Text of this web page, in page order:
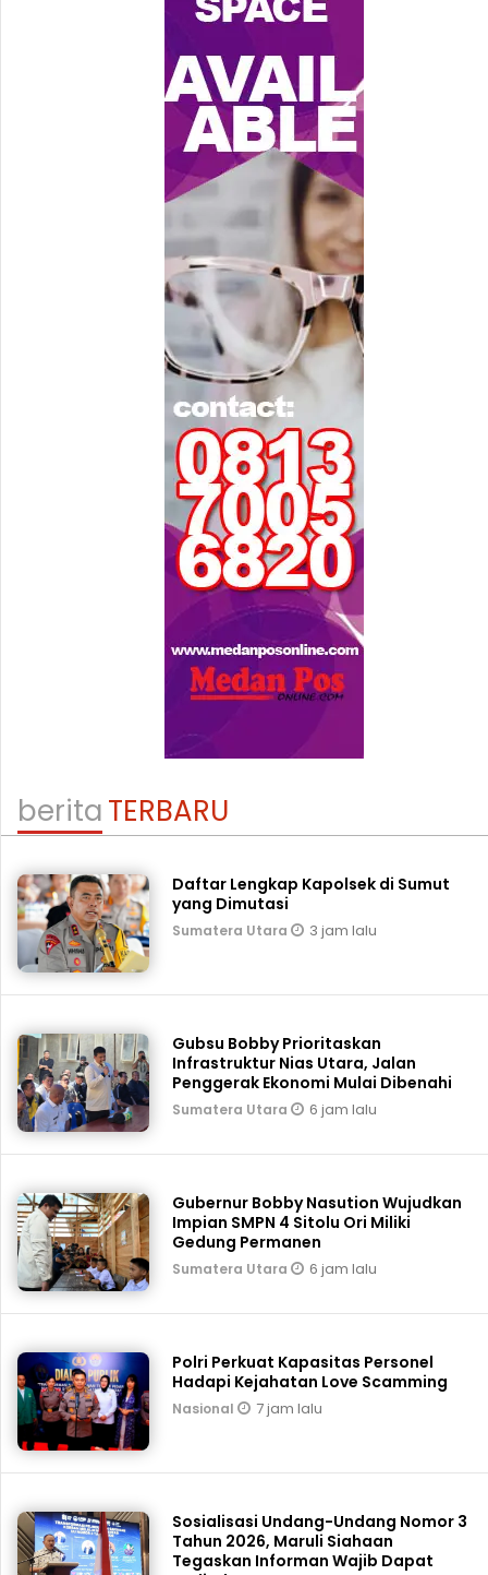
beritaTERBARU
Daftar Lengkap Kapolsek di Sumut
yang Dimutasi
Sumatera Utara 3 jam lalu
Gubsu Bobby Prioritaskan
Infrastruktur Nias Utara, Jalan
Penggerak Ekonomi Mulai Dibenahi
Sumatera Utara 6 jam lalu
Gubernur Bobby Nasution Wujudkan
Impian SMPN 4 Sitolu Ori Miliki
Gedung Permanen
Sumatera Utara 6 jam lalu
Polri Perkuat Kapasitas Personel
Hadapi Kejahatan Love Scamming
Nasional 7 jam lalu
Sosialisasi Undang-Undang Nomor 3
Tahun 2026, Maruli Siahaan
Tegaskan Informan Wajib Dapat